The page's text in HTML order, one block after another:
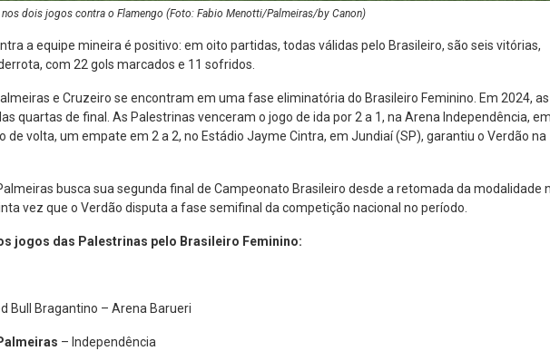
nos dois jogos contra o Flamengo (Foto: Fabio Menotti/Palmeiras/by Canon)
a equipe mineira é positivo: em oito partidas, todas válidas pelo Brasileiro, são seis vitórias,
com 22 gols marcados e 11 sofridos.
e Cruzeiro se encontram em uma fase eliminatória do Brasileiro Feminino. Em 2024, as
quartas de final. As Palestrinas venceram o jogo de ida por 2 a 1, na Arena Independência,
de volta, um empate em 2 a 2, no Estádio Jayme Cintra, em Jundiaí (SP), garantiu o Verdão na
busca sua segunda final de Campeonato Brasileiro desde a retomada da modalidade
vez que o Verdão disputa a fase semifinal da competição nacional no período.
jogos das Palestrinas pelo Brasileiro Feminino:
Bull Bragantino – Arena Barueri
– Independência